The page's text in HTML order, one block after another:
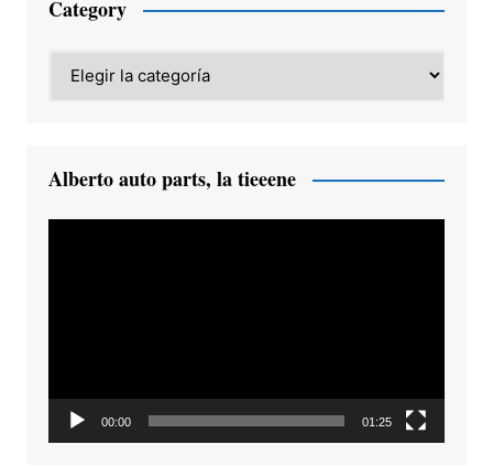
Category
Alberto auto parts, la tieeene
00:00 01:25